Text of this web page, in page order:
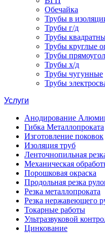
Обечайка
Трубы в
Трубы г/д
Трубы
Трубы круглые
Трубы
Трубы х/д
Трубы чугунные
Трубы
Услуги
Анодирование
Гибка Металлопроката
Изготовление поковок
Изоляция труб
Ленточнопильная
Механическая
Порошковая окраска
Продольная резка
Резка металлопроката
Резка нержавеющего
Токарные работы
Ультразвуковой
Цинкование